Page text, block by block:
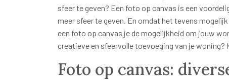
sfeer te geven? Een foto op canvas is een
meer sfeer te geven. En omdat het tevens
een foto op canvas je de mogelijkheid om jouw
creatieve en sfeervolle toevoeging van je woning?
Foto op canvas: